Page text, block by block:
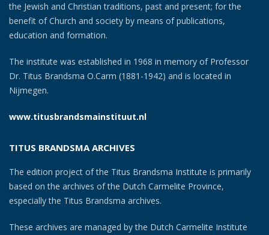
the Jewish and Christian traditions, past and present; for the
benefit of Church and society by means of publications,
education and formation.
The institute was established in 1968 in memory of Professor
Dr. Titus Brandsma O.Carm (1881-1942) and is located in
Nijmegen.
www.titusbrandsmainstituut.nl
TITUS BRANDSMA ARCHIVES
The edition project of the Titus Brandsma Institute is primarily
based on the archives of the Dutch Carmelite Province,
especially the Titus Brandsma archives.
These archives are managed by the Dutch Carmelite Institute